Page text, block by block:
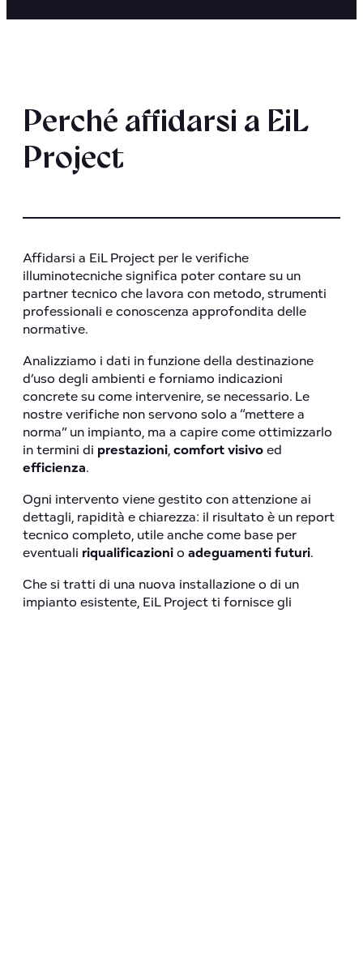
Perché affidarsi a EiL
Project
Affidarsi a EiL Project per le verifiche
illuminotecniche significa poter contare su un
partner tecnico che lavora con metodo, strumenti
professionali e conoscenza approfondita delle
normative.
Analizziamo i dati in funzione della destinazione
d’uso degli ambienti e forniamo indicazioni
concrete su come intervenire, se necessario. Le
nostre verifiche non servono solo a “mettere a
norma” un impianto, ma a capire come ottimizzarlo
in termini di prestazioni,comfort visivoed
efficienza.
Ogni intervento viene gestito con attenzione ai
dettagli, rapidità e chiarezza: il risultato è un report
tecnico completo, utile anche come base per
eventuali riqualificazionio adeguamenti futuri.
Che si tratti di una nuova installazione o di un
impianto esistente, EiL Project ti fornisce gli